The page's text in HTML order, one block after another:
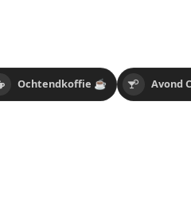
Ochtendkoffie ☕ Avond